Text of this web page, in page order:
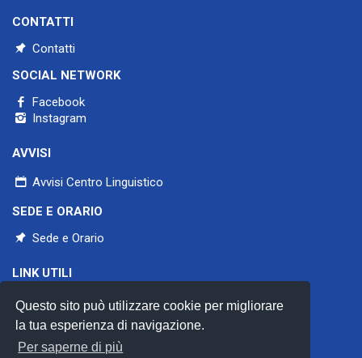
Questo sito può utilizzare cookie per migliorare
la tua esperienza di navigazione.
Per saperne di più
CONTATTI
Contatti
SOCIAL NETWORK
Facebook
Instagram
AVVISI
Avvisi Centro Linguistico
SEDE E ORARIO
Sede e Orario
LINK UTILI
Aiclu
CercleS
Council of Europe